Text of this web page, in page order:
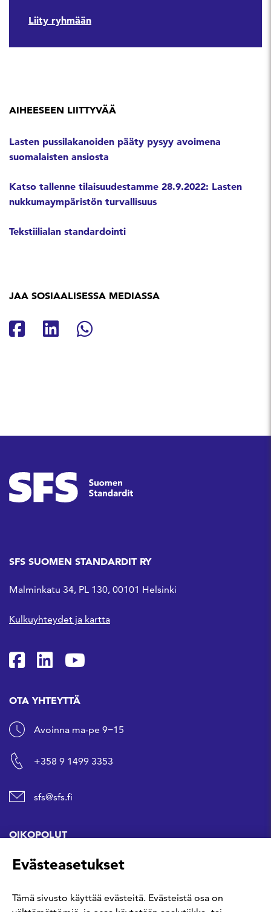
Liity ryhmään
AIHEESEEN LIITTYVÄÄ
Lasten pussilakanoiden pääty pysyy avoimena
suomalaisten ansiosta
Katso tallenne tilaisuudestamme 28.9.2022: Lasten
nukkumaympäristön turvallisuus
Tekstiilialan standardointi
JAA SOSIAALISESSA MEDIASSA
Jaa Facebookissa
Jaa Linkedinissä
Jaa Whatsappissa
SFS SUOMEN STANDARDIT RY
Malminkatu 34, PL 130, 00101 Helsinki
Kulkuyhteydet ja kartta
SFS Facebookissa
SFS Linkedinissä
SFS Youtubessa
OTA YHTEYTTÄ
Avoinna ma-pe 9−15
+358 9 1499 3353
sfs@sfs.fi
OIKOPOLUT
Hanki standardi
Kommentoi tekeillä olevia standardeja
Evästeasetukset
Tämä sivusto käyttää evästeitä. Evästeistä osa on